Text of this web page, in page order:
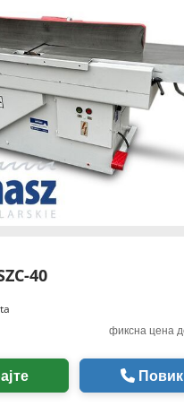
40
фиксна цена